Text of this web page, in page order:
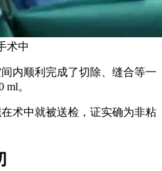
术中
内顺利完成了切除、缝合等一
。
术中就被送检，证实确为非粘